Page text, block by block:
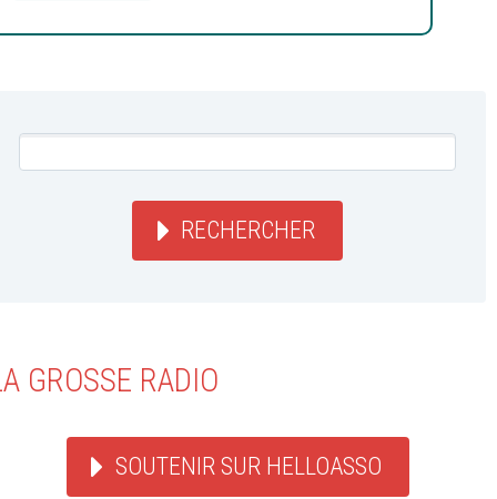
RECHERCHER
GROSSE RADIO
SOUTENIR SUR HELLOASSO